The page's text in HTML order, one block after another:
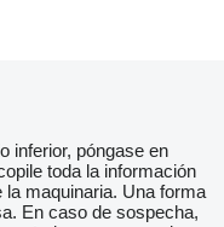
inferior, póngase en
toda la información
la maquinaria. Una forma
En caso de sospecha,